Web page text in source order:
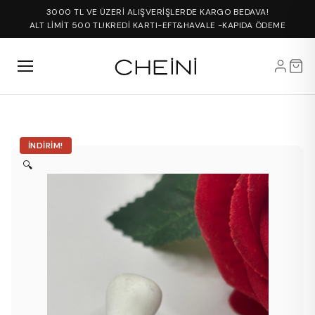
3000 TL VE ÜZERİ ALIŞVERİŞLERDE KARGO BEDAVA!
ALT LİMİT 500 TL!KREDİ KARTI-EFT&HAVALE -KAPIDA ÖDEME
İNDIRIM!
🔍